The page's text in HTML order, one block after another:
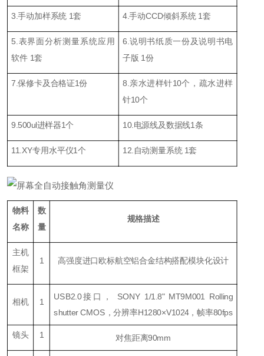
3.手动加样系统 1套 4.手动CCD倾斜系统 1套
5. 表界面分析测量系统应用
软件 1套
6.说明书纸质一份及说明书电
子版 1份
7.保修卡及合格证1份 8. 亲水进样针10个，疏水进样
针10个
9.500ul进样器1个 10. 电源线及数据线1条
11.XY专用水平仪1个 12. 自动测量系统 1套
物料
名称
数
量
规格描述
主机
框架
1 高强度进口欧标航空铝合金结构搭配模块化设计
相机 1
USB2.0接口， SONY 1/1.8" MT9M001 Rolling
shutter CMOS ，分辨率H1280×V1024，帧率80fps
镜头 1 对焦距离90mm